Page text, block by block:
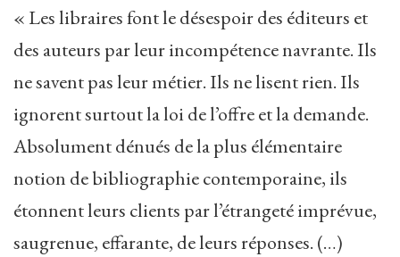
« Les libraires font le désespoir des éditeurs et
des auteurs par leur incompétence navrante. Ils
ne savent pas leur métier. Ils ne lisent rien. Ils
ignorent surtout la loi de l’offre et la demande.
Absolument dénués de la plus élémentaire
notion de bibliographie contemporaine, ils
étonnent leurs clients par l’étrangeté imprévue,
saugrenue, effarante, de leurs réponses. (…)